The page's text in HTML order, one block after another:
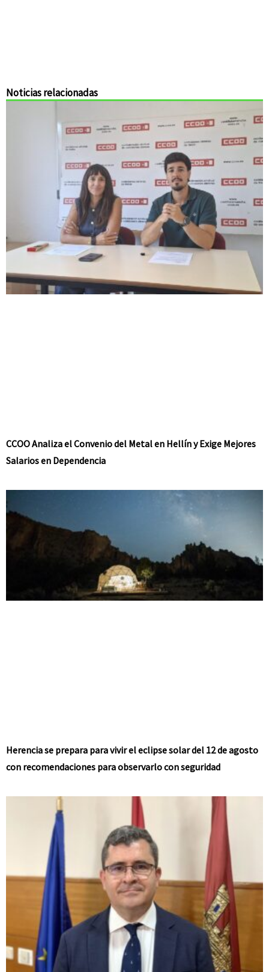
Noticias relacionadas
CCOO Analiza el Convenio del Metal en Hellín y Exige Mejores
Salarios en Dependencia
Herencia se prepara para vivir el eclipse solar del 12 de agosto
con recomendaciones para observarlo con seguridad